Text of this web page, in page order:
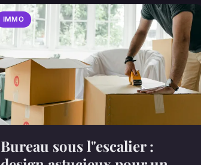
IMMO
Bureau sous l"escalier :